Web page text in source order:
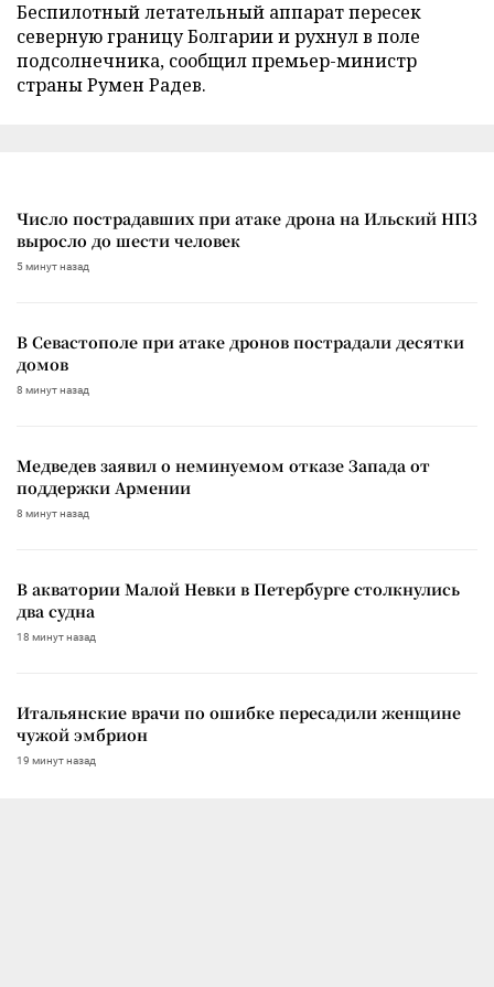
Беспилотный летательный аппарат пересек
северную границу Болгарии и рухнул в поле
подсолнечника, сообщил премьер-министр
страны Румен Радев.
Число пострадавших при атаке дрона на Ильский НПЗ
выросло до шести человек
5 минут назад
В Севастополе при атаке дронов пострадали десятки
домов
8 минут назад
Медведев заявил о неминуемом отказе Запада от
поддержки Армении
8 минут назад
В акватории Малой Невки в Петербурге столкнулись
два судна
18 минут назад
Итальянские врачи по ошибке пересадили женщине
чужой эмбрион
19 минут назад